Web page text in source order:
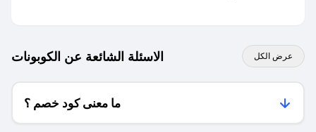
الاسئلة الشائعة عن الكوبونات عرض الكل
ما معنى كود خصم ؟